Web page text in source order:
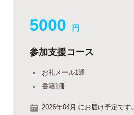
5000 円
参加支援コース
お礼メール1通
書籍1冊
2026年04月 にお届け予定です。